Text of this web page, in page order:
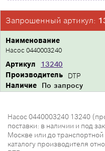
Запрошенный артикул:
Производитель DTP
Артикул 13240
Наименование
Насос 0440003240
Наличие По запросу
Насос 0440003240 13240
поставки: в наличии и под
Москве или до
каталогу производителя